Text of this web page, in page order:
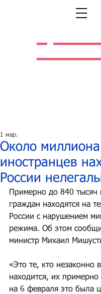
Около миллиона
иностранцев
России
1 мар.
Примерно до 840 тысяч
граждан находятся на
России с нарушением
режима. Об этом
министр Михаил
«Это те, кто незаконно в
находится, их
на 6 февраля это была